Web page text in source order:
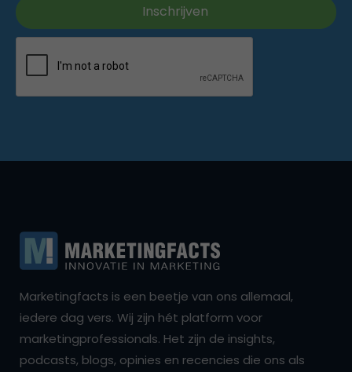
Marketingfacts is een beetje van ons allemaal,
iedere dag vers. Wij zijn hét platform voor
marketingprofessionals. Het zijn de insights,
podcasts, blogs, opinies en recencies die ons als